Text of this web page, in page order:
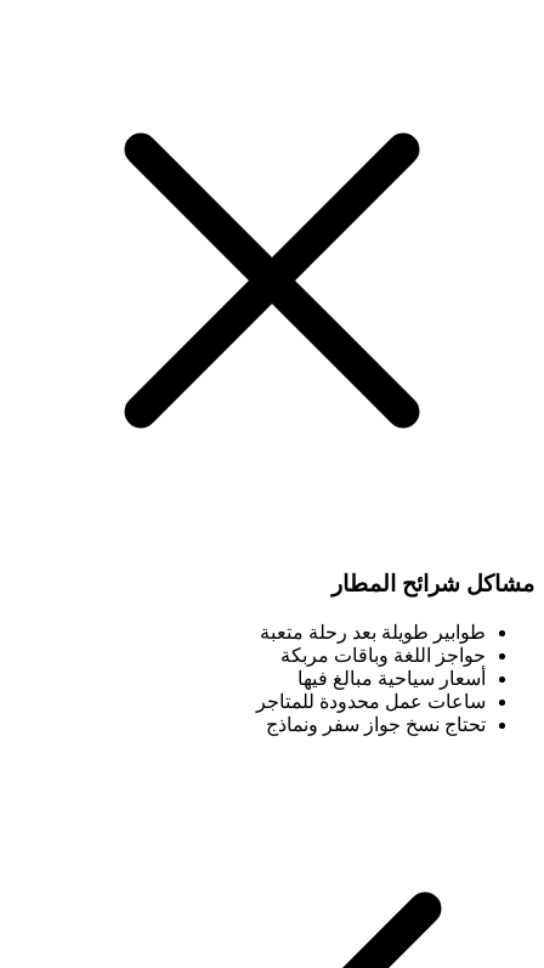
مشاكل شرائح المطار
طوابير طويلة بعد رحلة متعبة
حواجز اللغة وباقات مربكة
أسعار سياحية مبالغ فيها
ساعات عمل محدودة للمتاجر
تحتاج نسخ جواز سفر ونماذج